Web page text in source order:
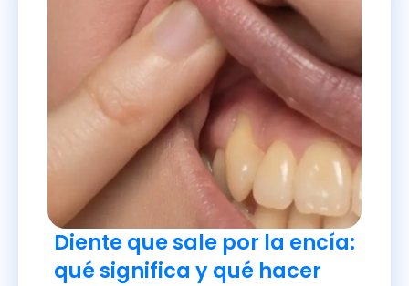
Diente que sale por la encía:
qué significa y qué hacer